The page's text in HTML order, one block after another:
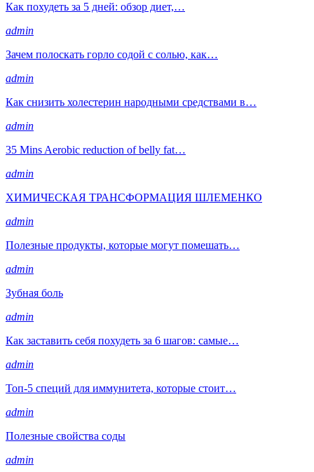
Как похудеть за 5 дней: обзор диет,…
admin
Зачем полоскать горло содой с солью, как…
admin
Как снизить холестерин народными средствами в…
admin
35 Mins Aerobic reduction of belly fat…
admin
ХИМИЧЕСКАЯ ТРАНСФОРМАЦИЯ ШЛЕМЕНКО
admin
Полезные продукты, которые могут помешать…
admin
Зубная боль
admin
Как заставить себя похудеть за 6 шагов: самые…
admin
Топ-5 специй для иммунитета, которые стоит…
admin
Полезные свойства соды
admin